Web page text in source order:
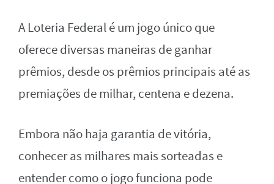
A Loteria Federal é um jogo único que
oferece diversas maneiras de ganhar
prêmios, desde os prêmios principais até as
premiações de milhar, centena e dezena.
Embora não haja garantia de vitória,
conhecer as milhares mais sorteadas e
entender como o jogo funciona pode